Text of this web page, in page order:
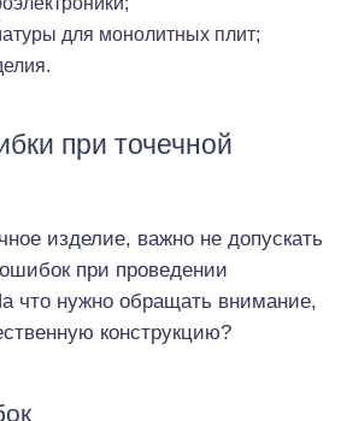
для монолитных плит;
при точечной
изделие, важно не допускать
при проведении
что нужно обращать внимание,
конструкцию?